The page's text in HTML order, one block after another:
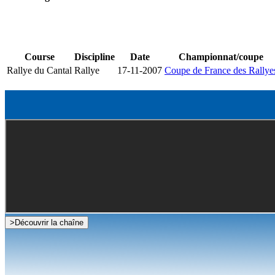
Course Discipline Date
Championnat/coupe
Rallye du Cantal Rallye 17-11-2007 Coupe de France des
> Découvrir la chaîne